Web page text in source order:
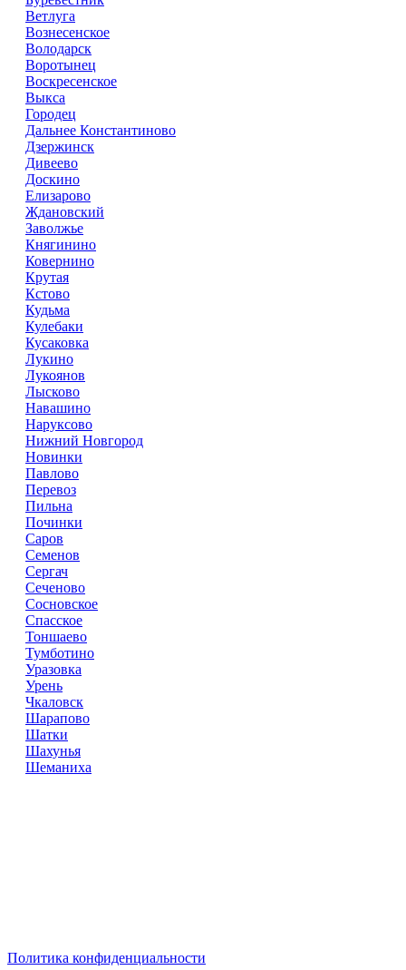
Ветлуга
Вознесенское
Володарск
Воротынец
Воскресенское
Выкса
Городец
Дальнее Константиново
Дзержинск
Дивеево
Доскино
Елизарово
Ждановский
Заволжье
Княгинино
Ковернино
Крутая
Кстово
Кудьма
Кулебаки
Кусаковка
Лукино
Лукоянов
Лысково
Навашино
Наруксово
Нижний Новгород
Новинки
Павлово
Перевоз
Пильна
Починки
Саров
Семенов
Сергач
Сеченово
Сосновское
Спасское
Тоншаево
Тумботино
Уразовка
Урень
Чкаловск
Шарапово
Шатки
Шахунья
Шеманиха
Политика конфиденциальности